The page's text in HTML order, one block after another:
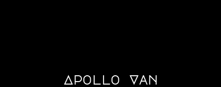
Apollo Van